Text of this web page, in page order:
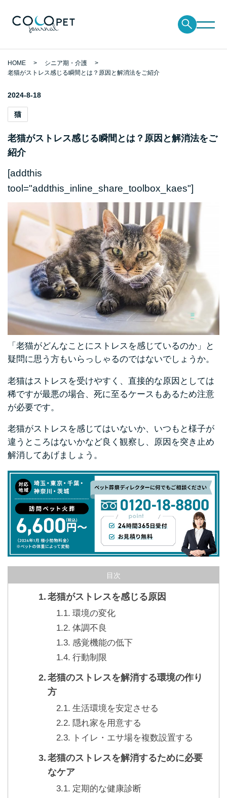
HOME
シニア期・介護
老猫がストレス感じる瞬間とは？原因と解消法をご紹介
2024-8-18
猫
老猫がストレス感じる瞬間とは？原因と解消法をご
紹介
[addthis
tool="addthis_inline_share_toolbox_kaes"]
「老猫がどんなことにストレスを感じているのか」と
疑問に思う方もいらっしゃるのではないでしょうか。
老猫はストレスを受けやすく、直接的な原因としては
稀ですが最悪の場合、死に至るケースもあるため注意
が必要です。
老猫がストレスを感じてはいないか、いつもと様子が
違うところはないかなど良く観察し、原因を突き止め
解消してあげましょう。
目次
老猫がストレスを感じる原因
環境の変化
体調不良
感覚機能の低下
行動制限
老猫のストレスを解消する環境の作り
方
生活環境を安定させる
隠れ家を用意する
トイレ・エサ場を複数設置する
老猫のストレスを解消するために必要
なケア
定期的な健康診断